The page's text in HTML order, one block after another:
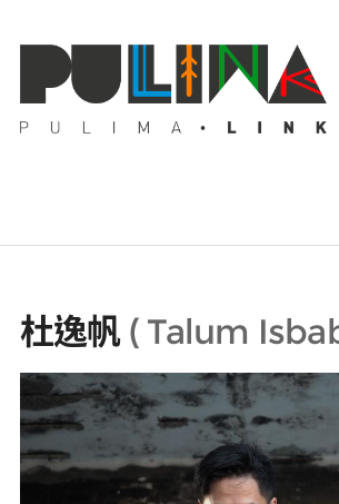
藝壇人物
Pulima藝術獎
活動專區
杜逸帆 ( Talum